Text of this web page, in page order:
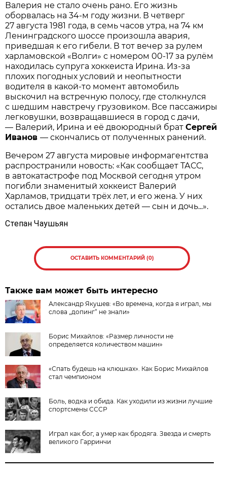
Валерия не стало очень рано. Его жизнь
оборвалась на 34-м году жизни. В четверг
27 августа 1981 года, в семь часов утра, на 74 км
Ленинградского шоссе произошла авария,
приведшая к его гибели. В тот вечер за рулем
харламовской «Волги» с номером 00-17 за рулём
находилась супруга хоккеиста Ирина. Из-за
плохих погодных условий и неопытности
водителя в какой-то момент автомобиль
выскочил на встречную полосу, где столкнулся
с шедшим навстречу грузовиком. Все пассажиры
легковушки, возвращавшиеся в город с дачи,
— Валерий, Ирина и её двоюродный братСергей
Иванов— скончались от полученных ранений.
Вечером 27 августа мировые информагентства
распространили новость: «Как сообщает ТАСС,
в автокатастрофе под Москвой сегодня утром
погибли знаменитый хоккеист Валерий
Харламов, тридцати трёх лет, и его жена. У них
остались двое маленьких детей — сын и дочь...».
Степан Чаушьян
ОСТАВИТЬ КОММЕНТАРИЙ (0)
Также вам может быть интересно
Александр Якушев: «Во времена, когда я играл, мы
слова „допинг“ не знали»
Борис Михайлов: «Размер личности не
определяется количеством машин»
«Спать будешь на клюшках». Как Борис Михайлов
стал чемпионом
Боль, водка и обида. Как уходили из жизни лучшие
спортсмены СССР
Играл как бог, а умер как бродяга. Звезда и смерть
великого Гарринчи